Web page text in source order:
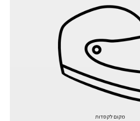
מקום לקסדות